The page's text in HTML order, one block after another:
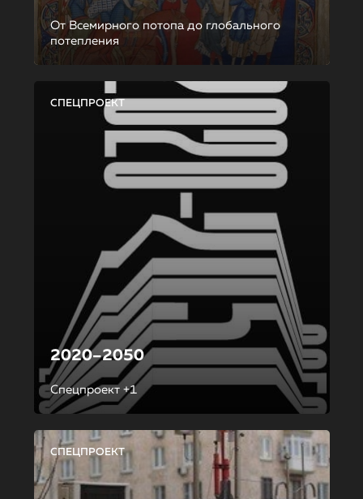
От Всемирного потопа до глобального
потепления
СПЕЦПРОЕКТ
2020–2050
Спецпроект +1
СПЕЦПРОЕКТ